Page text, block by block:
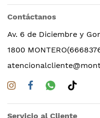
Contáctanos
Av. 6 de Diciembre y
1800
Servicio al Cliente